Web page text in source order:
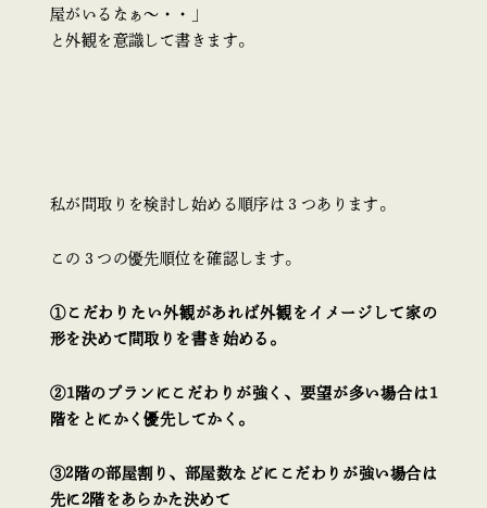
屋がいるなぁ～・・」
と外観を意識して書きます。
私が間取りを検討し始める順序は３つあります。
この３つの優先順位を確認します。
①こだわりたい外観があれば外観をイメージして家の
形を決めて間取りを書き始める。
②1階のプランにこだわりが強く、要望が多い場合は1
階をとにかく優先してかく。
③2階の部屋割り、部屋数などにこだわりが強い場合は
先に2階をあらかた決めて